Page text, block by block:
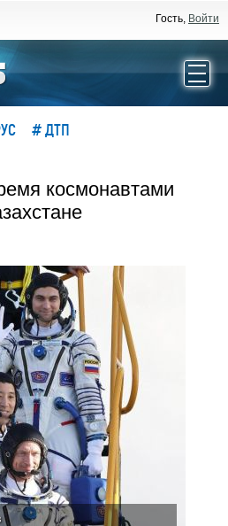
Гость, Войти
# ДТП
космонавтами